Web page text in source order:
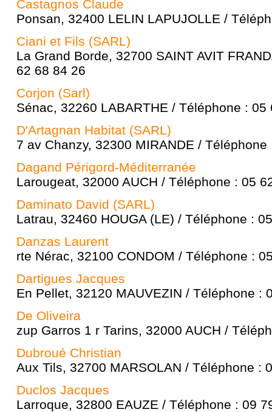
Castagnos Claude
Ponsan, 32400 LELIN LAPUJOLLE /
Ciani et Fils (SARL)
La Grand Borde, 32700 SAINT AVIT
62 68 84 26
Corjon (Sarl)
Sénac, 32260 LABARTHE / Téléphone : 05
D'Artagnan Habitat (SARL)
7 av Chanzy, 32300 MIRANDE /
Dagand Périgord-Méditerranée
Larougeat, 32000 AUCH / Téléphone : 05
Daminato David (SARL)
Latrau, 32460 HOUGA (LE) / Téléphone :
Danzas Laurent
rte Nérac, 32100 CONDOM / Téléphone :
Dartigues Jacques
En Pellet, 32120 MAUVEZIN / Téléphone :
De Oliveira
zup Garros 1 r Tarins, 32000 AUCH /
Dubroué Christian
Aux Tils, 32700 MARSOLAN / Téléphone :
Duclos Jacques
Larroque, 32800 EAUZE / Téléphone : 09